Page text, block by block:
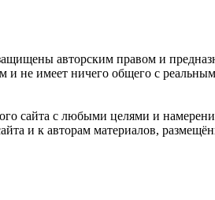
авторским правом и
не имеет ничего общего с
сайта с любыми целями и
и к авторам материалов,